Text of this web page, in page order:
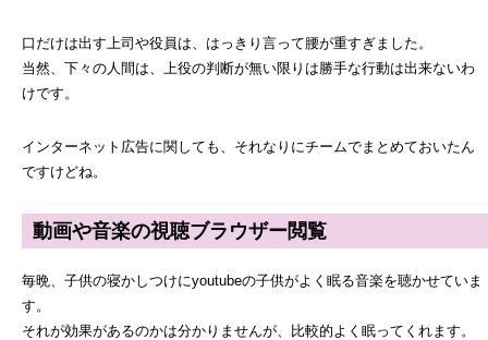
口だけは出す上司や役員は、はっきり言って腰が重すぎました。
当然、下々の人間は、上役の判断が無い限りは勝手な行動は出来ないわ
けです。
インターネット広告に関しても、それなりにチームでまとめておいたん
ですけどね。
動画や音楽の視聴ブラウザー閲覧
毎晩、子供の寝かしつけにyoutubeの子供がよく眠る音楽を聴かせていま
す。
それが効果があるのかは分かりませんが、比較的よく眠ってくれます。